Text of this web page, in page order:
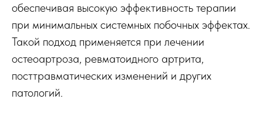
обеспечивая высокую эффективность терапии
при минимальных системных побочных эффектах.
Такой подход применяется при лечении
остеоартроза, ревматоидного артрита,
посттравматических изменений и других
патологий.